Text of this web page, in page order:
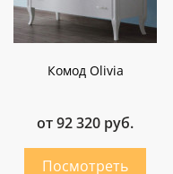
Комод Olivia
от 92 320 руб.